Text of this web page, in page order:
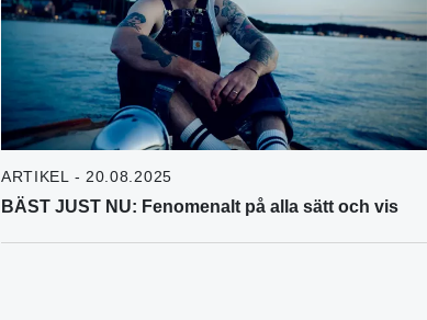
ARTIKEL - 20.08.2025
BÄST JUST NU: Fenomenalt på alla sätt och vis